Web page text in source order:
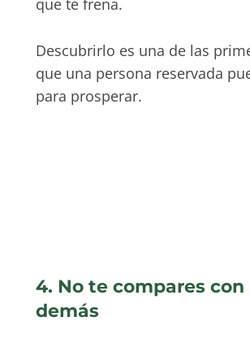
que te frena.
Descubrirlo es una de las
que una persona reservada
para prosperar.
4. No te compares con
demás